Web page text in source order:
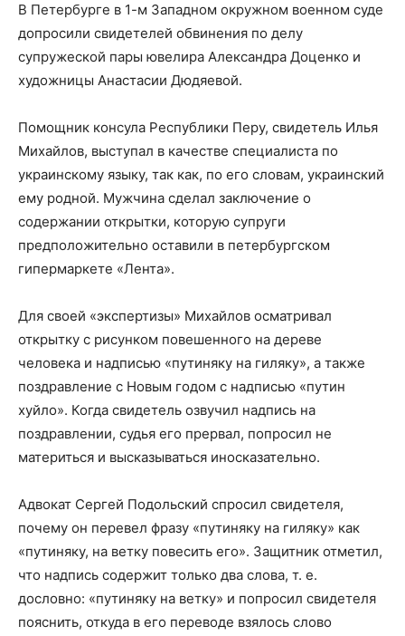
В Петербурге в 1-м Западном окружном военном суде
допросили свидетелей обвинения по делу
супружеской пары ювелира Александра Доценко и
художницы Анастасии Дюдяевой.
Помощник консула Республики Перу, свидетель Илья
Михайлов, выступал в качестве специалиста по
украинскому языку, так как, по его словам, украинский
ему родной. Мужчина сделал заключение о
содержании открытки, которую супруги
предположительно оставили в петербургском
гипермаркете «Лента».
Для своей «экспертизы» Михайлов осматривал
открытку с рисунком повешенного на дереве
человека и надписью «путиняку на гиляку», а также
поздравление с Новым годом с надписью «путин
хуйло». Когда свидетель озвучил надпись на
поздравлении, судья его прервал, попросил не
материться и высказываться иносказательно.
Адвокат Сергей Подольский спросил свидетеля,
почему он перевел фразу «путиняку на гиляку» как
«путиняку, на ветку повесить его». Защитник отметил,
что надпись содержит только два слова, т. е.
дословно: «путиняку на ветку» и попросил свидетеля
пояснить, откуда в его переводе взялось слово